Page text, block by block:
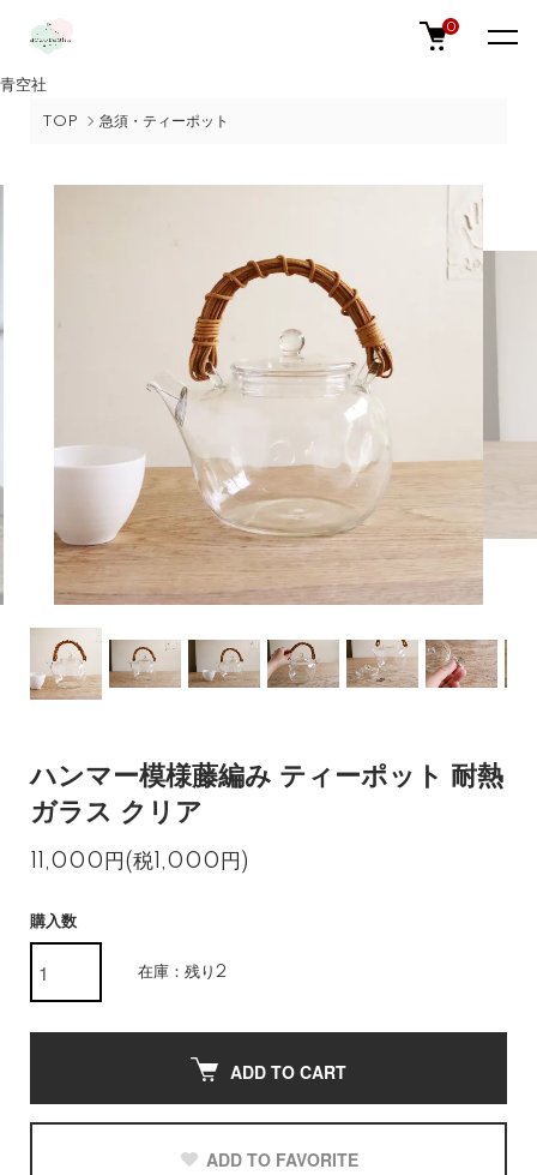
青空社
0
TOP 急須・ティーポット
ハンマー模様藤編み ティーポット 耐熱
ガラス クリア
11,000円(税1,000円)
購入数
在庫：残り2
ADD TO CART
ADD TO FAVORITE